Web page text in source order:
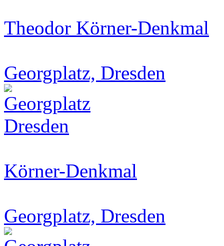
Theodor Körner-Denkmal
Georgplatz, Dresden
Körner-Denkmal
Georgplatz, Dresden